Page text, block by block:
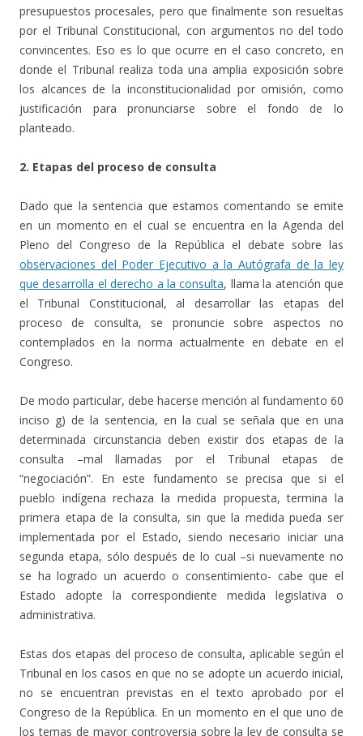
presupuestos procesales, pero que finalmente son resueltas
por el Tribunal Constitucional, con argumentos no del todo
convincentes. Eso es lo que ocurre en el caso concreto, en
donde el Tribunal realiza toda una amplia exposición sobre
los alcances de la inconstitucionalidad por omisión, como
justificación para pronunciarse sobre el fondo de lo
planteado.
2. Etapas del proceso de consulta
Dado que la sentencia que estamos comentando se emite
en un momento en el cual se encuentra en la Agenda del
Pleno del Congreso de la República el debate sobre las
observaciones del Poder Ejecutivo a la Autógrafa de la ley
que desarrolla el derecho a la consulta, llama la atención que
el Tribunal Constitucional, al desarrollar las etapas del
proceso de consulta, se pronuncie sobre aspectos no
contemplados en la norma actualmente en debate en el
Congreso.
De modo particular, debe hacerse mención al fundamento 60
inciso g) de la sentencia, en la cual se señala que en una
determinada circunstancia deben existir dos etapas de la
consulta –mal llamadas por el Tribunal etapas de
“negociación”. En este fundamento se precisa que si el
pueblo indígena rechaza la medida propuesta, termina la
primera etapa de la consulta, sin que la medida pueda ser
implementada por el Estado, siendo necesario iniciar una
segunda etapa, sólo después de lo cual –si nuevamente no
se ha logrado un acuerdo o consentimiento- cabe que el
Estado adopte la correspondiente medida legislativa o
administrativa.
Estas dos etapas del proceso de consulta, aplicable según el
Tribunal en los casos en que no se adopte un acuerdo inicial,
no se encuentran previstas en el texto aprobado por el
Congreso de la República. En un momento en el que uno de
los temas de mayor controversia sobre la ley de consulta se